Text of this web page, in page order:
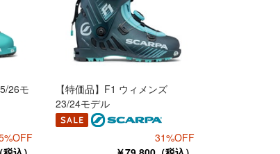
26モ
【特価品】F1 ウィメンズ
23/24モデル
31%OFF